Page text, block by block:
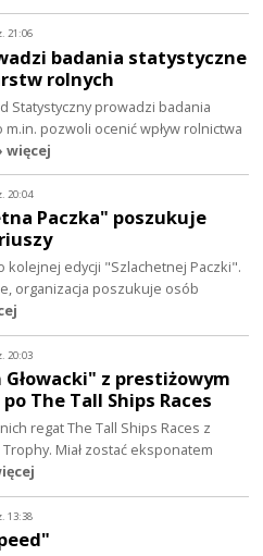
21:06
badania statystyczne
rolnych
Statystyczny prowadzi badania
pozwoli ocenić wpływ rolnictwa
więcej
20:04
Paczka" poszukuje
edycji "Szlachetnej Paczki".
organizacja poszukuje osób
20:03
z prestiżowym
The Tall Ships Races
regat The Tall Ships Races z
Miał zostać eksponatem
13:38